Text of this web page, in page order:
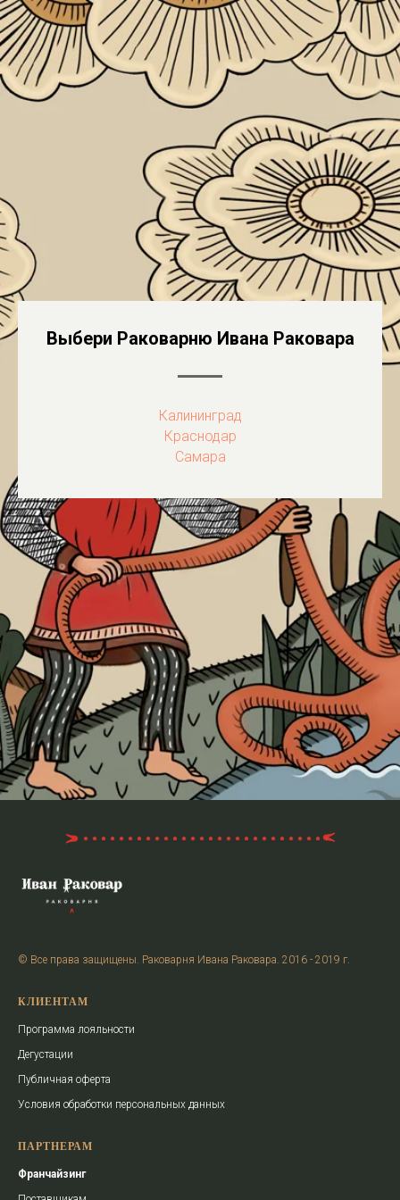
Выбери Раковарню Ивана Раковара
Калининград
Краснодар
Самара
© Все права защищены. Раковарня Ивана Раковара. 2016 - 2019 г.
КЛИЕНТАМ
Программа лояльности
Дегустации
Публичная оферта
Условия обработки персональных данных
ПАРТНЕРАМ
Франчайзинг